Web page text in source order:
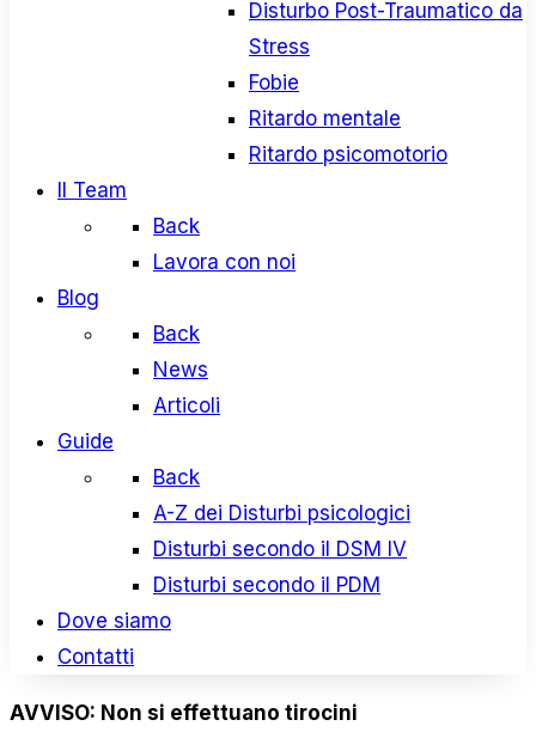
Disturbo Post-Traumatico da
Stress
Fobie
Ritardo mentale
Ritardo psicomotorio
Il Team
Back
Lavora con noi
Blog
Back
News
Articoli
Guide
Back
A-Z dei Disturbi psicologici
Disturbi secondo il DSM IV
Disturbi secondo il PDM
Dove siamo
Contatti
AVVISO: Non si effettuano tirocini